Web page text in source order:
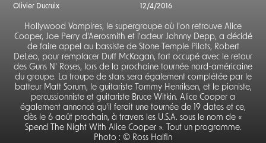
Olivier Ducruix 12/4/2016
Hollywood Vampires, le supergroupe où l'on retrouve Alice
Cooper, Joe Perry d'Aerosmith et l'acteur Johnny Depp, a décidé
de faire appel au bassiste de Stone Temple Pilots, Robert
DeLeo, pour remplacer Duff McKagan, fort occupé avec le retour
des Guns N' Roses, lors de la prochaine tournée nord-américaine
du groupe. La troupe de stars sera également complétée par le
batteur Matt Sorum, le guitariste Tommy Henriksen, et le pianiste,
percussionniste et guitariste Bruce Witkin. Alice Cooper a
également annoncé qu'il ferait une tournée de 19 dates et ce,
dès le 6 août prochain, à travers les U.S.A. sous le nom de «
Spend The Night With Alice Cooper ». Tout un programme.
Photo : © Ross Halfin